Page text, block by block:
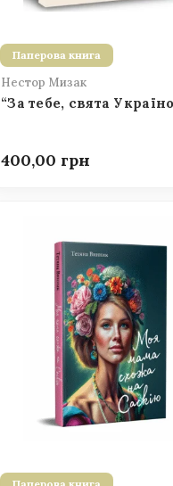
Паперова книга
Нестор Мизак
“За тебе, свята
400,00